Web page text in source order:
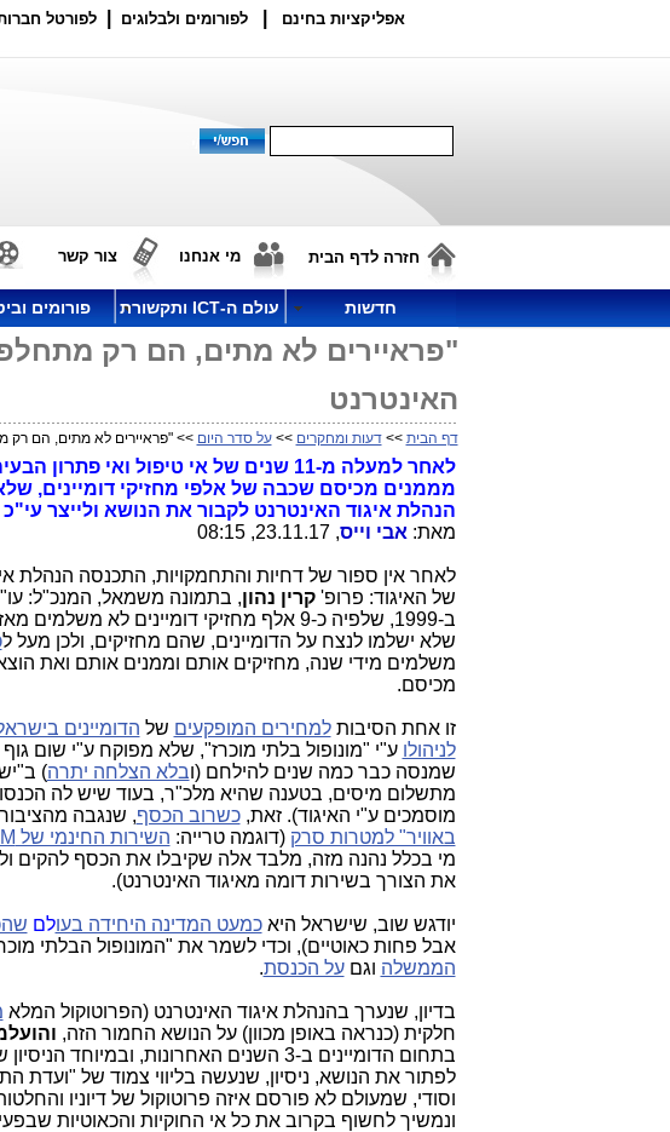
אפליקציות בחינם לפורומים ולבלוגים לפורטל
חזרה לדף הבית מי אנחנו צור קשר
חדשות עולם ה-ICT ותקשורת פורומים
"פראיירים לא מתים, הם רק
האינטרנט
דף הבית >>דעות ומחקרים >>על סדר היום >> "פראיירים לא מתים, הם רק
לאחר למעלה מ-11 שנים של אי טיפול
מממנים מכיסם שכבה של אלפי מחזיקי דומיינים,
הנהלת איגוד האינטרנט לקבור את הנושא ולייצר עי"כ 3 סוגים של פראיירים בתחום
מאת: אבי וייס, 23.11.17, 08:15
לאחר אין ספור של דחיות והתחמקויות, התכנסה הנהלת
של האיגוד: פרופ'קרין נהון, בתמונה משמאל, המנכ"ל:
ב-1999, שלפיה כ-9 אלף מחזיקי דומיינים לא
שלא ישלמו לנצח על הדומיינים, שהם מחזיקים, ולכן מעל ל
משלמים מידי שנה, מחזיקים אותם וממנים אותם ואת
מכיסם.
זו אחת הסיבותלמחירים המופקעים של הדומיינים
לניהולו ע"י "מונופול בלתי מוכרז", שלא מפוקח ע"י שום
שמנסה כבר כמה שנים להילחם (ובלא הצלחה יתרה)
מתשלום מיסים, בטענה שהיא מלכ"ר, בעוד שיש לה
מוסמכים ע"י האיגוד). זאת,כשרוב הכסף, שנגבה מהציבור
באוויר" למטרות סרק (דוגמה טרייה: השירות החינמי של IBM
את הצורך בשירות דומה מאיגוד האינטרנט).
יודגש שוב, שישראל היאכמעט המדינה היחידה בעולם
אבל פחות כאוטיים), וכדי לשמר את "המונופול הבלתי
הממשלה וגםעל הכנסת.
בדיון, שנערך בהנהלת איגוד האינטרנט (הפרוטוקול המלא
חלקית (כנראה באופן מכוון) על הנושא החמור הזה,
בתחום הדומיינים ב-3 השנים האחרונות, ובמיוחד הניסיון של מנכ"לית האיגוד הקודמת (
לפתור את הנושא, ניסיון, שנעשה בליווי צמוד של "ועדת
וסודי, שמעולם לא פורסם איזה פרוטוקול של דיוניו
ונמשיך לחשוף בקרוב את כל אי החוקיות והכאוטיות